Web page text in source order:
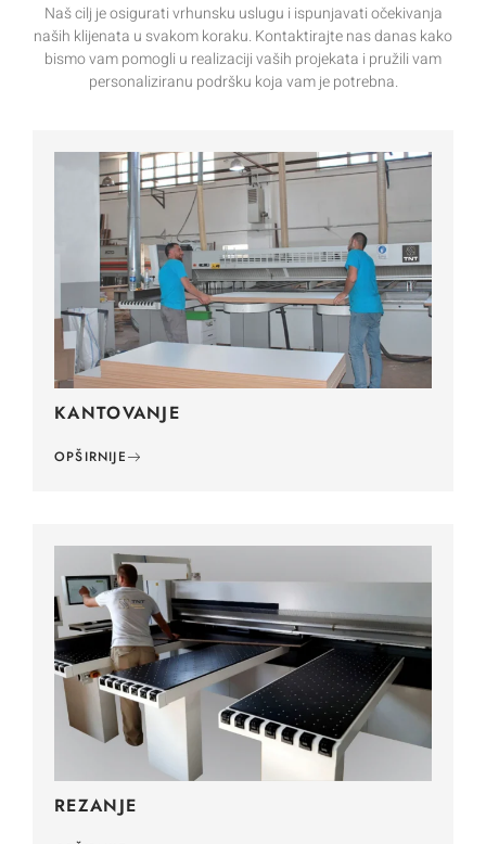
Naš cilj je osigurati vrhunsku uslugu i ispunjavati očekivanja
naših klijenata u svakom koraku. Kontaktirajte nas danas kako
bismo vam pomogli u realizaciji vaših projekata i pružili vam
personaliziranu podršku koja vam je potrebna.
KANTOVANJE
OPŠIRNIJE
REZANJE